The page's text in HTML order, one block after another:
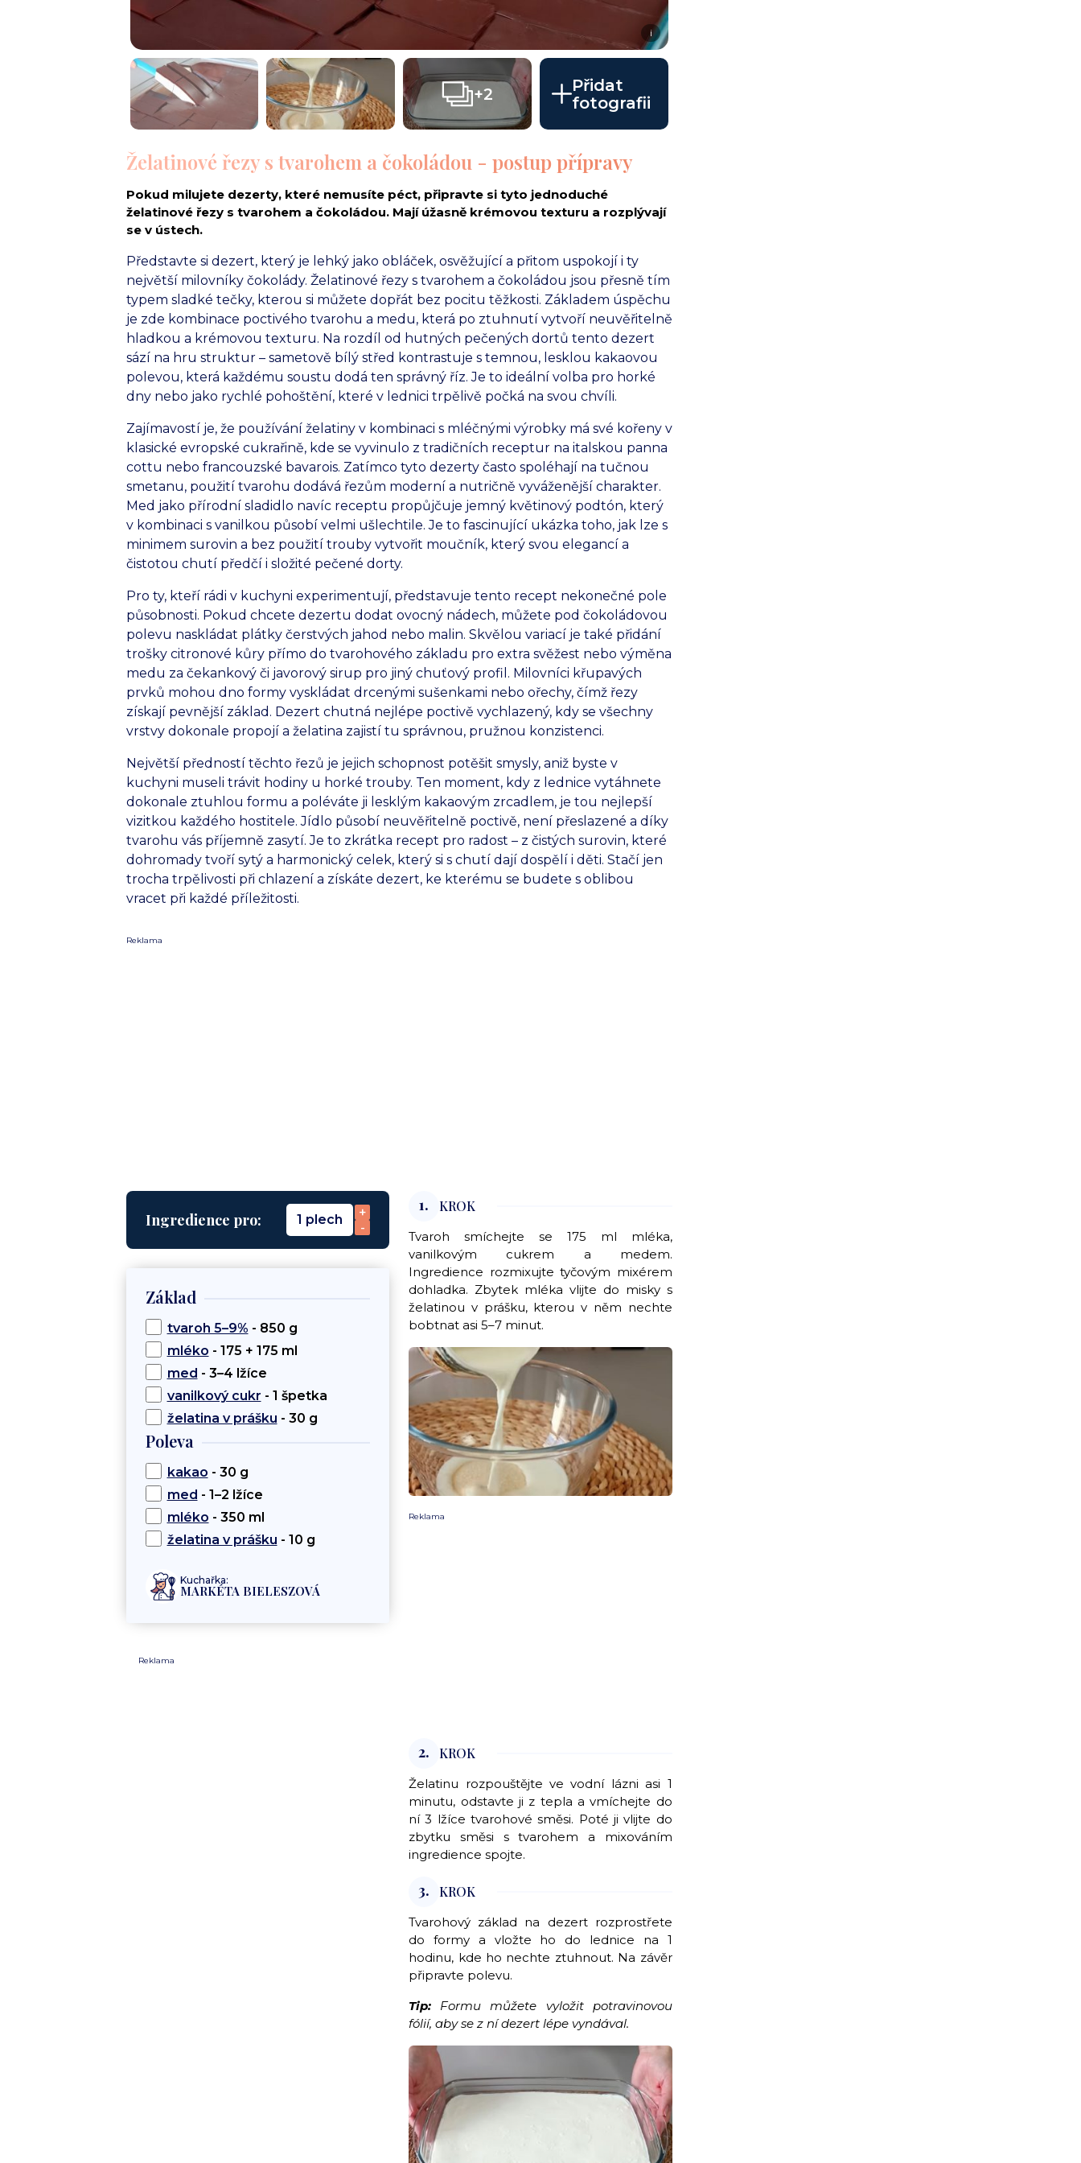
i
+2
Přidat
fotografii
Želatinové řezy s tvarohem a čokoládou - postup přípravy
Pokud milujete dezerty, které nemusíte péct, připravte si tyto jednoduché
želatinové řezy s tvarohem a čokoládou. Mají úžasně krémovou texturu a rozplývají
se v ústech.
Představte si dezert, který je lehký jako obláček, osvěžující a přitom uspokojí i ty
největší milovníky čokolády. Želatinové řezy s tvarohem a čokoládou jsou přesně tím
typem sladké tečky, kterou si můžete dopřát bez pocitu těžkosti. Základem úspěchu
je zde kombinace poctivého tvarohu a medu, která po ztuhnutí vytvoří neuvěřitelně
hladkou a krémovou texturu. Na rozdíl od hutných pečených dortů tento dezert
sází na hru struktur – sametově bílý střed kontrastuje s temnou, lesklou kakaovou
polevou, která každému soustu dodá ten správný říz. Je to ideální volba pro horké
dny nebo jako rychlé pohoštění, které v lednici trpělivě počká na svou chvíli.
Zajímavostí je, že používání želatiny v kombinaci s mléčnými výrobky má své kořeny v
klasické evropské cukrařině, kde se vyvinulo z tradičních receptur na italskou panna
cottu nebo francouzské bavarois. Zatímco tyto dezerty často spoléhají na tučnou
smetanu, použití tvarohu dodává řezům moderní a nutričně vyváženější charakter.
Med jako přírodní sladidlo navíc receptu propůjčuje jemný květinový podtón, který
v kombinaci s vanilkou působí velmi ušlechtile. Je to fascinující ukázka toho, jak lze s
minimem surovin a bez použití trouby vytvořit moučník, který svou elegancí a
čistotou chutí předčí i složité pečené dorty.
Pro ty, kteří rádi v kuchyni experimentují, představuje tento recept nekonečné pole
působnosti. Pokud chcete dezertu dodat ovocný nádech, můžete pod čokoládovou
polevu naskládat plátky čerstvých jahod nebo malin. Skvělou variací je také přidání
trošky citronové kůry přímo do tvarohového základu pro extra svěžest nebo výměna
medu za čekankový či javorový sirup pro jiný chuťový profil. Milovníci křupavých
prvků mohou dno formy vyskládat drcenými sušenkami nebo ořechy, čímž řezy
získají pevnější základ. Dezert chutná nejlépe poctivě vychlazený, kdy se všechny
vrstvy dokonale propojí a želatina zajistí tu správnou, pružnou konzistenci.
Největší předností těchto řezů je jejich schopnost potěšit smysly, aniž byste v
kuchyni museli trávit hodiny u horké trouby. Ten moment, kdy z lednice vytáhnete
dokonale ztuhlou formu a poléváte ji lesklým kakaovým zrcadlem, je tou nejlepší
vizitkou každého hostitele. Jídlo působí neuvěřitelně poctivě, není přeslazené a díky
tvarohu vás příjemně zasytí. Je to zkrátka recept pro radost – z čistých surovin, které
dohromady tvoří sytý a harmonický celek, který si s chutí dají dospělí i děti. Stačí jen
trocha trpělivosti při chlazení a získáte dezert, ke kterému se budete s oblibou
vracet při každé příležitosti.
Reklama
Ingredience pro: 1 plech
+
-
Základ
tvaroh 5–9% - 850 g
mléko - 175 + 175 ml
med - 3–4 lžíce
vanilkový cukr - 1 špetka
želatina v prášku - 30 g
Poleva
kakao - 30 g
med - 1–2 lžíce
mléko - 350 ml
želatina v prášku - 10 g
Kuchařka:
MARKÉTA BIELESZOVÁ
Reklama
1. KROK
Tvaroh smíchejte se 175 ml mléka,
vanilkovým cukrem a medem.
Ingredience rozmixujte tyčovým mixérem
dohladka. Zbytek mléka vlijte do misky s
želatinou v prášku, kterou v něm nechte
bobtnat asi 5–7 minut.
Reklama
2. KROK
Želatinu rozpouštějte ve vodní lázni asi 1
minutu, odstavte ji z tepla a vmíchejte do
ní 3 lžíce tvarohové směsi. Poté ji vlijte do
zbytku směsi s tvarohem a mixováním
ingredience spojte.
3. KROK
Tvarohový základ na dezert rozprostřete
do formy a vložte ho do lednice na 1
hodinu, kde ho nechte ztuhnout. Na závěr
připravte polevu.
Tip: Formu můžete vyložit potravinovou
fólií, aby se z ní dezert lépe vyndával.